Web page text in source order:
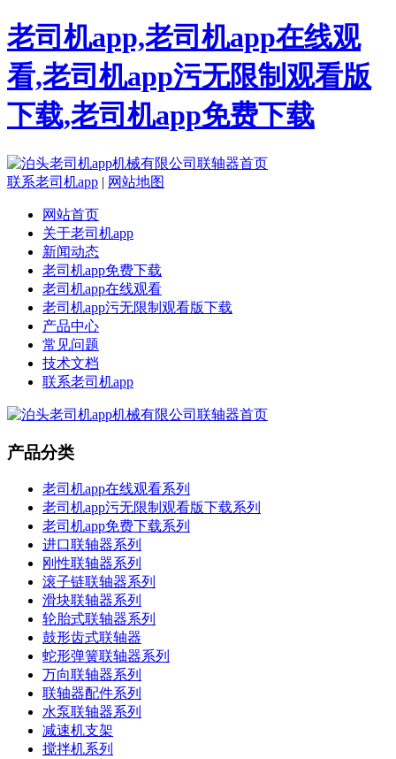
老司机app,老司机app在线观
看,老司机app污无限制观看版
下载,老司机app免费下载
联系老司机app | 网站地图
网站首页
关于老司机app
新闻动态
老司机app免费下载
老司机app在线观看
老司机app污无限制观看版下载
产品中心
常见问题
技术文档
联系老司机app
产品分类
老司机app在线观看系列
老司机app污无限制观看版下载系列
老司机app免费下载系列
进口联轴器系列
刚性联轴器系列
滚子链联轴器系列
滑块联轴器系列
轮胎式联轴器系列
鼓形齿式联轴器
蛇形弹簧联轴器系列
万向联轴器系列
联轴器配件系列
水泵联轴器系列
减速机支架
搅拌机系列